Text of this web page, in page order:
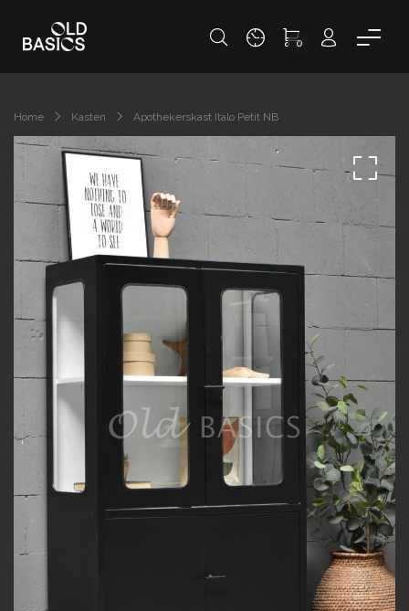
0
Home Kasten Apothekerskast Italo Petit NB